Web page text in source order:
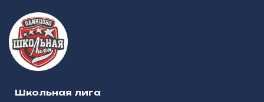
Школьная лига